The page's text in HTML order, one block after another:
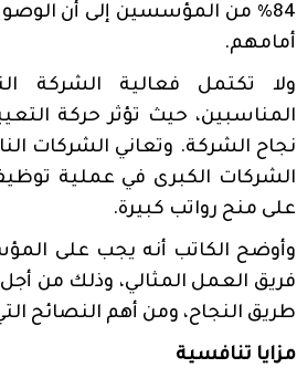
84% من المؤسسين إلى أن
أمامهم.
ولا تكتمل فعالية الشركة
المناسبين، حيث تؤثر حركة
نجاح الشركة. وتعاني الشركات
الشركات الكبرى في عملية
على منح رواتب كبيرة.
وأوضح الكاتب أنه يجب على
فريق العمل المثالي، وذلك من
طريق النجاح، ومن أهم النصائح
مزايا تنافسية